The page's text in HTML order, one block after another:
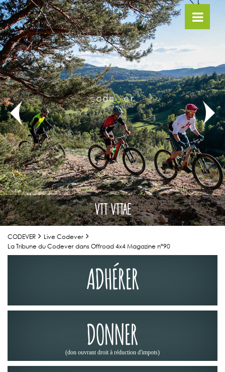
VTT VTTAE
CODEVER
Live Codever
La Tribune du Codever dans Offroad 4x4 Magazine n°90
ADHÉRER
DONNER
(don ouvrant droit à réduction d'impots)